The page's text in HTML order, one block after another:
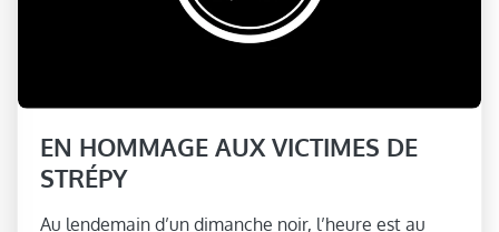
EN HOMMAGE AUX VICTIMES DE
STRÉPY
Au lendemain d’un dimanche noir, l’heure est au